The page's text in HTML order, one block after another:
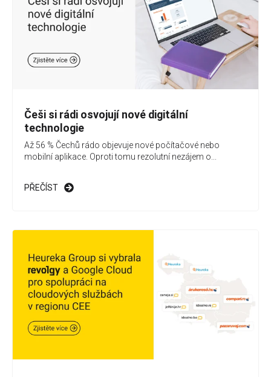
Češi si rádi osvojují nové digitální
technologie
Až 56 % Čechů rádo objevuje nové počítačové nebo
mobilní aplikace. Oproti tomu rezolutní nezájem o...
PŘEČÍST